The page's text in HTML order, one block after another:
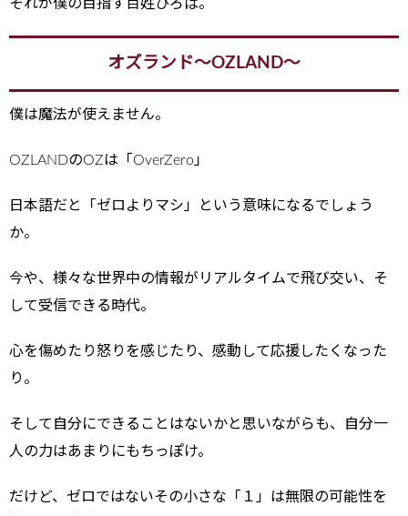
それが僕の目指す百姓ひろば。
オズランド～OZLAND～
僕は魔法が使えません。
OZLANDのOZは「OverZero」
日本語だと「ゼロよりマシ」という意味になるでしょう
か。
今や、様々な世界中の情報がリアルタイムで飛び交い、そ
して受信できる時代。
心を傷めたり怒りを感じたり、感動して応援したくなった
り。
そして自分にできることはないかと思いながらも、自分一
人の力はあまりにもちっぽけ。
だけど、ゼロではないその小さな「１」は無限の可能性を